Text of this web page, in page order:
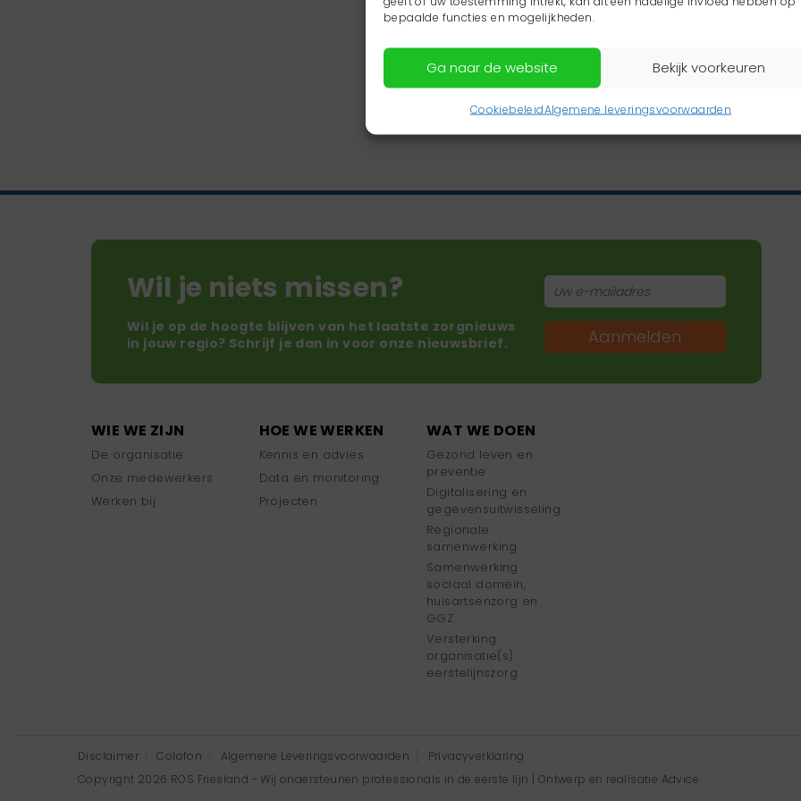
bepaalde functies en mogelijkheden.
Ga naar de website Bekijk voorkeuren
CookiebeleidAlgemene leveringsvoorwaarden
Wil je niets missen?
Wil je op de hoogte blijven van het laatste zorgnieuws
in jouw regio? Schrijf je dan in voor onze nieuwsbrief.
Aanmelden
WIE WE ZIJN
De organisatie
Onze medewerkers
Werken bij
HOE WE WERKEN
Kennis en advies
Data en monitoring
Projecten
WAT WE DOEN
Gezond leven en
preventie
Digitalisering en
gegevensuitwisseling
Regionale
samenwerking
Samenwerking
sociaal domein,
huisartsenzorg en
GGZ
Versterking
organisatie(s)
eerstelijnszorg
Disclaimer Colofon Algemene Leveringsvoorwaarden
Privacyverklaring
Copyright 2026 ROS Friesland - Wij ondersteunen professionals in de eerste lijn | Ontwerp en realisatie Advice